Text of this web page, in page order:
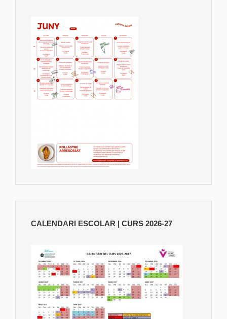
CALENDARI ESCOLAR | CURS 2026-27